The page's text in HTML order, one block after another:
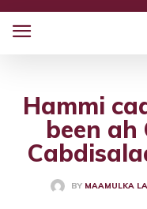
Hammi
been ah
BY MAAMULKA